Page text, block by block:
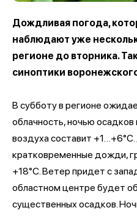
Дождливая погода,
наблюдают уже
регионе до вторника.
синоптики
В субботу в регионе
облачность, ночью
воздуха составит
кратковременные дожди,
+18°С. Ветер придет с
областном центре будет
существенных осадков.